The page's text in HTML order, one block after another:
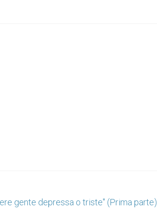
gente depressa o triste" (Prima parte)